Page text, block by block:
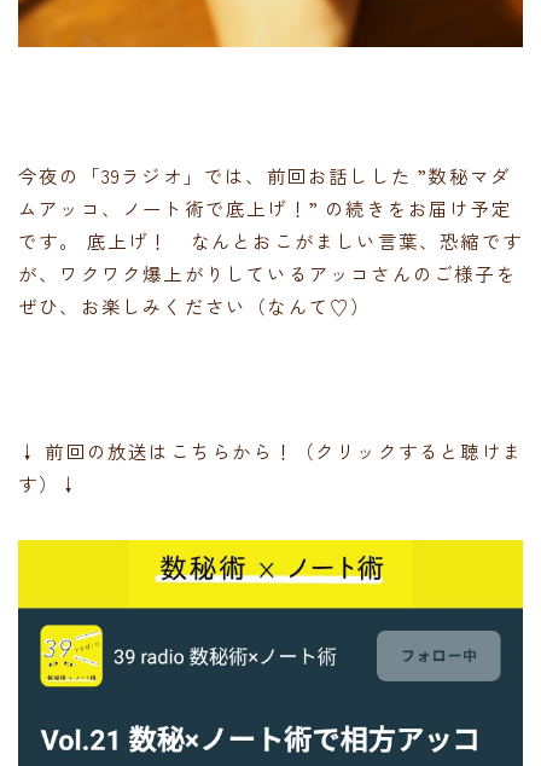
今夜の「39ラジオ」では、前回お話しした ”数秘マダ
ムアッコ、ノート術で底上げ！” の続きをお届け予定
です。 底上げ！ なんとおこがましい言葉、恐縮です
が、ワクワク爆上がりしているアッコさんのご様子を
ぜひ、お楽しみください（なんて♡）
↓ 前回の放送はこちらから！（クリックすると聴けま
す）↓